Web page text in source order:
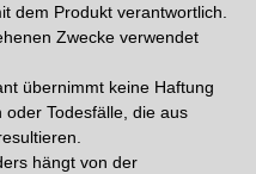
dem Produkt verantwortlich.
Zwecke verwendet
übernimmt keine Haftung
Todesfälle, die aus
hängt von der